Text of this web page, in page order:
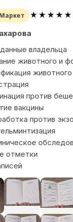
★★★★★
владельца
животного и
животного
против
вакцины
против
отметки